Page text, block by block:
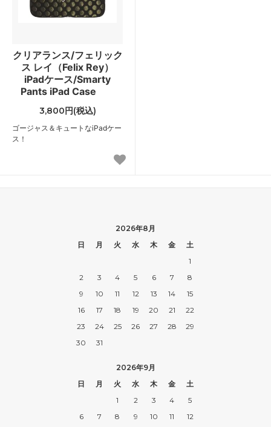
クリアランス/フェリック
ス レイ（Felix Rey）
iPadケース/Smarty
Pants iPad Case
3,800円(税込)
ゴージャス＆キュートなiPadケー
ス！
2026年8月
日
月 火 水 木 金
土
1
2
3 4 5 6 7
8
9
10 11 12 13 14
15
16
17 18 19 20 21
22
23
24 25 26 27 28
29
30
31
2026年9月
日
月 火 水 木 金
土
1
2 3 4
5
6
7 8 9 10 11
12